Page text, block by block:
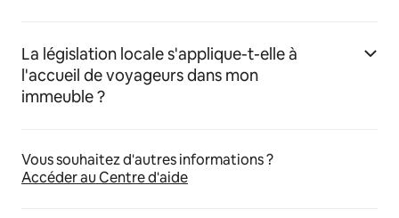
La législation locale s'applique-t-elle à
l'accueil de voyageurs dans mon
immeuble ?
Vous souhaitez d'autres informations ?
Accéder au Centre d'aide